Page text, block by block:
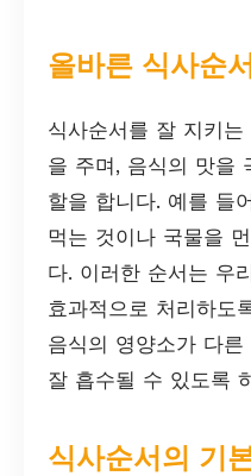
올바른 식사순
식사순서를 잘 지키
을 주며, 음식의 맛을
할을 합니다. 예를 들
먹는 것이나 국물을
다. 이러한 순서는 우
효과적으로 처리하도
음식의 영양소가 다
잘 흡수될 수 있도록
식사순서의 기